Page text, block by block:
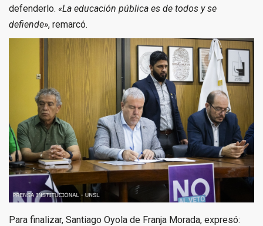
defenderlo. «La educación pública es de todos y se
defiende», remarcó.
Para finalizar, Santiago Oyola de Franja Morada, expresó: